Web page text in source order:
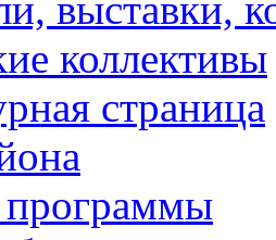
коллективы
страница